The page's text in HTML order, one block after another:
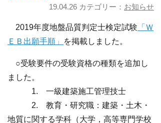
19.04.26 カテゴリー： お知らせ
2019年度地盤品質判定士検定試験 「Ｗ
ＥＢ出願手順」
を掲載しました。
○受験要件の受験資格の種類を追加し
ました。
1. 一級建築施工管理技士
2. 教育・研究職：建築・土木・
地質に関する学科（大学，高等専門学校